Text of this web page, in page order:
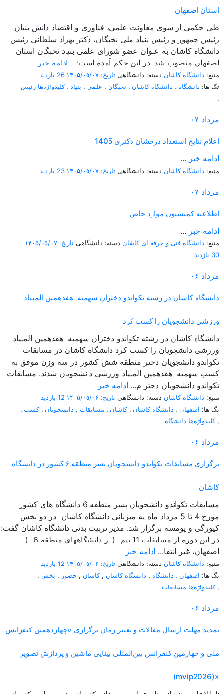
استان اصفهان
طی حکمی از سوی معاونت علمی، فناوری و اقتصاد دانش بنیان
رئیس جمهور و رئیس بنیاد ملی نخبگان، دکتر بهزاد سلطانی رئیس
دانشگاه کاشان به عنوان عضو شورای علمی بنیاد نخبگان استان
اصفهان منصوب شد. در این حکم آمده است:... ادامه خبر
منبع: دانشگاه کاشان دسته: دانشگاهی تاریخ: ۱۴۰۵/۰۵/۰۷
26 بازدید
تگ ها: دانشگاه , دانشگاه کاشان , نخبگان , علمی , بنیاد ,کلیدواژه‌ها رئیس
,
۰۷ مرداد
اعلام نتایج استعداد درخشان دکتری 1405
... ادامه خبر
منبع: دانشگاه کاشان دسته: دانشگاهی تاریخ: ۱۴۰۵/۰۵/۰۷ 23 بازدید
۰۷ مرداد
اطلاعیه کمیسیون موارد خاص
... ادامه خبر
منبع: دانشگاه فنی و حرفه ای کاشان دسته: دانشگاهی تاریخ: ۱۴۰۵/۰۵/۰۷
30 بازدید
۰۶ مرداد
دانشگاه کاشان در رشته تکواندو دختران سهمیه هفدهمین المپیاد
ورزشی دانشجویان را کسب کرد
دانشگاه کاشان در رشته تکواندو دختران سهمیه هفدهمین المپیاد
ورزشی دانشجویان را کسب کرد دانشگاه کاشان در مسابقات
تکواندو دانشجویان دختر منطقه شش کشور در سه وزن موفق به
کسب سهمیه هفدهمین المپیاد ورزشی دانشجویان شدند. مسابقات
تکواندو دانشجویان دختر م... ادامه خبر
منبع: دانشگاه کاشان دسته: دانشگاهی تاریخ: ۱۴۰۵/۰۵/۰۶
12 بازدید
تگ ها: اصفهان , دانشگاه کاشان ,کاشان , مسابقات , دانشجویان ,کسب ,
کلیدواژه‌ها دانشگاه,
۰۶ مرداد
برگزاری مسابقات تکواندو دانشجویان پسر منطقه ۶ کشور در دانشگاه
کاشان
مسابقات تکواندو دانشجویان پسر منطقه 6 دانشگاه های کشور
مورخ 4 تا 5 مرداد ماه یه میزبانی دانشگاه کاشان در دو بخش
کیورگی و پومسه برگزار شد. مدیر تربیت بدنی دانشگاه کاشان گفت:
در این دوره از مسابقات 11 تیم ( از دانشگاههای منطقه 6 (
اصفهان، غیر انتفا... ادامه خبر
منبع: دانشگاه کاشان دسته: دانشگاهی تاریخ: ۱۴۰۵/۰۵/۰۶
12 بازدید
تگ ها: اصفهان , دانشگاه , دانشگاه کاشان ,کاشان , حضور , بخش ,
کلیدواژه‌ها مسابقات,
۰۶ مرداد
تمدید مهلت ارسال مقالات و تغییر زمان برگزاری «چهاردهمین کنفرانس
ملی و چهارمین کنفرانس بین‌المللی بینایی ماشین و پردازش تصویر
(mvip2026)»